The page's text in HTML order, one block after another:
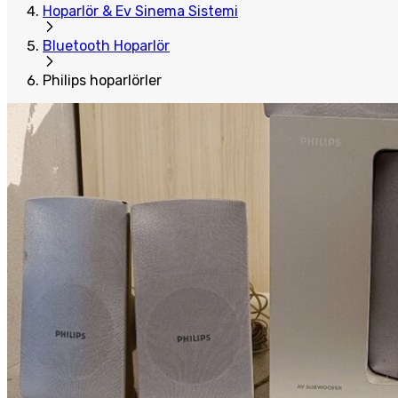
Hoparlör & Ev Sinema Sistemi
Bluetooth Hoparlör
Philips hoparlörler